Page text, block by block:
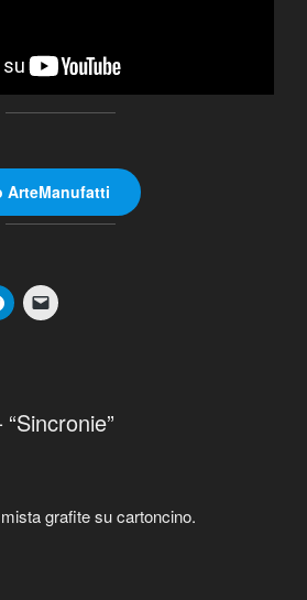
ArteManufatti
grafite su cartoncino.